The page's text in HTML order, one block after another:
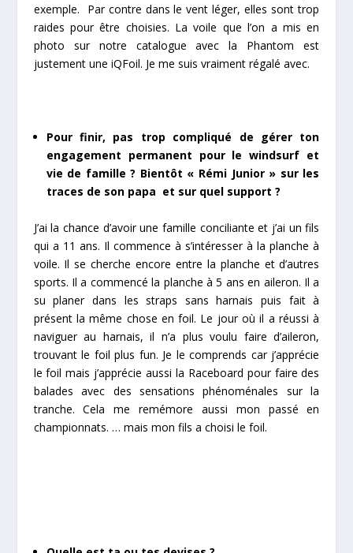
exemple. Par contre dans le vent léger, elles sont trop
raides pour être choisies. La voile que l’on a mis en
photo sur notre catalogue avec la Phantom est
justement une iQFoil. Je me suis vraiment régalé avec.
Pour finir, pas trop compliqué de gérer ton
engagement permanent pour le windsurf et
vie de famille ? Bientôt « Rémi Junior » sur les
traces de son papa et sur quel support ?
J’ai la chance d’avoir une famille conciliante et j’ai un fils
qui a 11 ans. Il commence à s’intéresser à la planche à
voile. Il se cherche encore entre la planche et d’autres
sports. Il a commencé la planche à 5 ans en aileron. Il a
su planer dans les straps sans harnais puis fait à
présent la même chose en foil. Le jour où il a réussi à
naviguer au harnais, il n’a plus voulu faire d’aileron,
trouvant le foil plus fun. Je le comprends car j’apprécie
le foil mais j’apprécie aussi la Raceboard pour faire des
balades avec des sensations phénoménales sur la
tranche. Cela me remémore aussi mon passé en
championnats. … mais mon fils a choisi le foil.